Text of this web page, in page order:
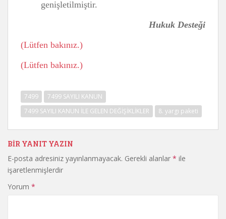
genişletilmiştir.
Hukuk Desteği
(Lütfen bakınız.)
(Lütfen bakınız.)
7499
7499 SAYILI KANUN
7499 SAYILI KANUN İLE GELEN DEĞİŞİKLİKLER
8. yargı paketi
BIR YANIT YAZIN
E-posta adresiniz yayınlanmayacak. Gerekli alanlar * ile
işaretlenmişlerdir
Yorum *